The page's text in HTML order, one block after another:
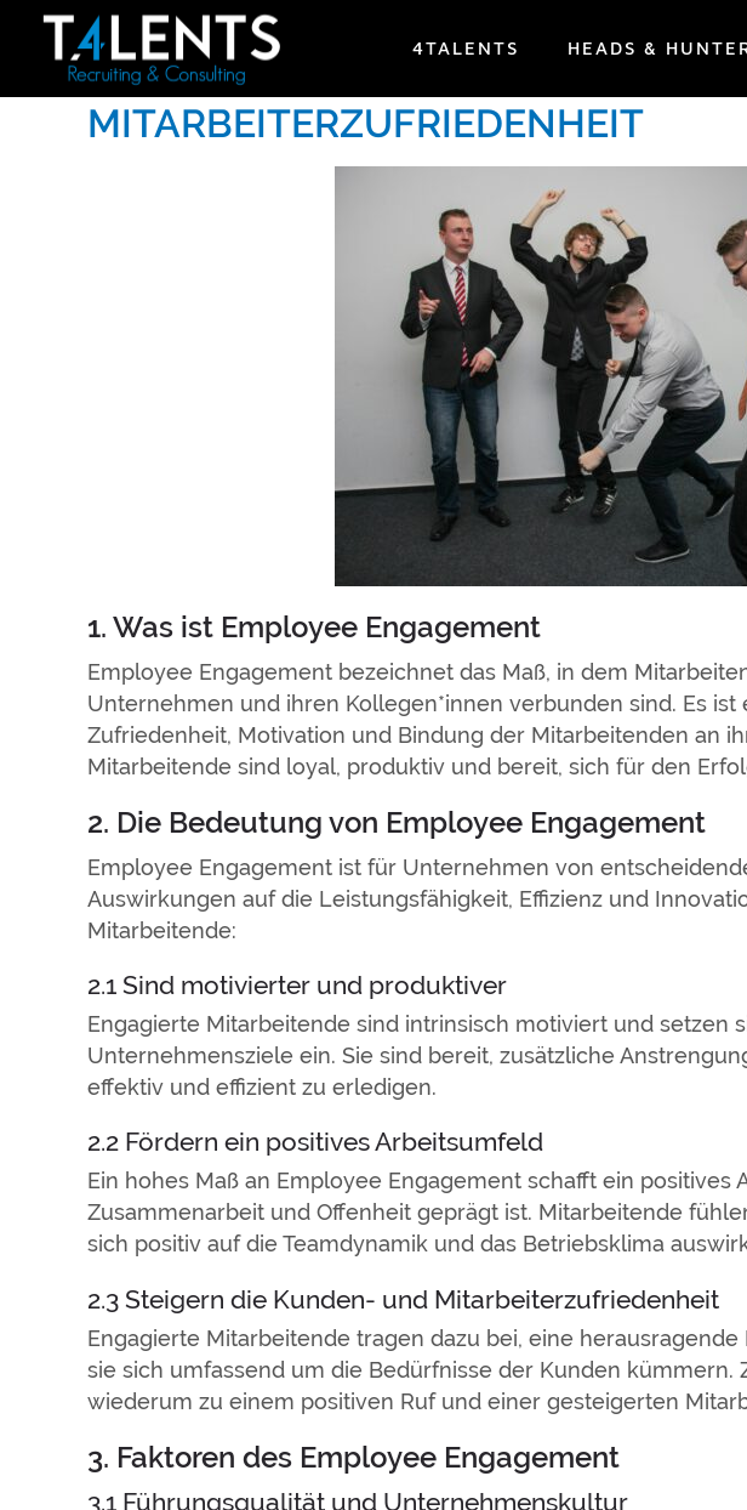
4TALENTS HEADS &
EMPLOYEE ENGAGEMENT: DIE
MITARBEITERZUFRIEDENHEIT
1. Was ist Employee Engagement
Employee Engagement bezeichnet das Maß, in dem
Unternehmen und ihren Kollegen*innen verbunden sind. Es ist
Zufriedenheit, Motivation und Bindung der Mitarbeitenden an
Mitarbeitende sind loyal, produktiv und bereit, sich für den
2. Die Bedeutung von Employee Engagement
Employee Engagement ist für Unternehmen von
Auswirkungen auf die Leistungsfähigkeit, Effizienz und
Mitarbeitende:
2.1 Sind motivierter und produktiver
Engagierte Mitarbeitende sind intrinsisch motiviert und setzen
Unternehmensziele ein. Sie sind bereit, zusätzliche
effektiv und effizient zu erledigen.
2.2 Fördern ein positives Arbeitsumfeld
Ein hohes Maß an Employee Engagement schafft ein positives
Zusammenarbeit und Offenheit geprägt ist. Mitarbeitende
sich positiv auf die Teamdynamik und das Betriebsklima
2.3 Steigern die Kunden- und Mitarbeiterzufriedenheit
Engagierte Mitarbeitende tragen dazu bei, eine
sie sich umfassend um die Bedürfnisse der Kunden kümmern.
wiederum zu einem positiven Ruf und einer gesteigerten
3. Faktoren des Employee Engagement
3.1 Führungsqualität und Unternehmenskultur